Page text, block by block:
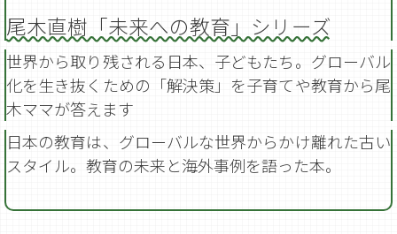
尾木直樹「未来への教育」シリーズ
世界から取り残される日本、子どもたち。グローバル
化を生き抜くための「解決策」を子育てや教育から尾
木ママが答えます
日本の教育は、グローバルな世界からかけ離れた古い
スタイル。教育の未来と海外事例を語った本。